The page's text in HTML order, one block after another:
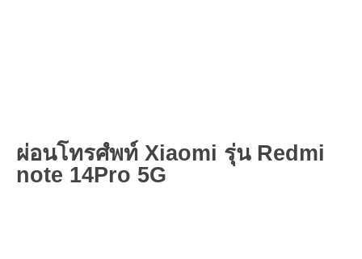
ผ่อนโทรศํพท์ Xiaomi รุ่น Redmi
note 14Pro 5G